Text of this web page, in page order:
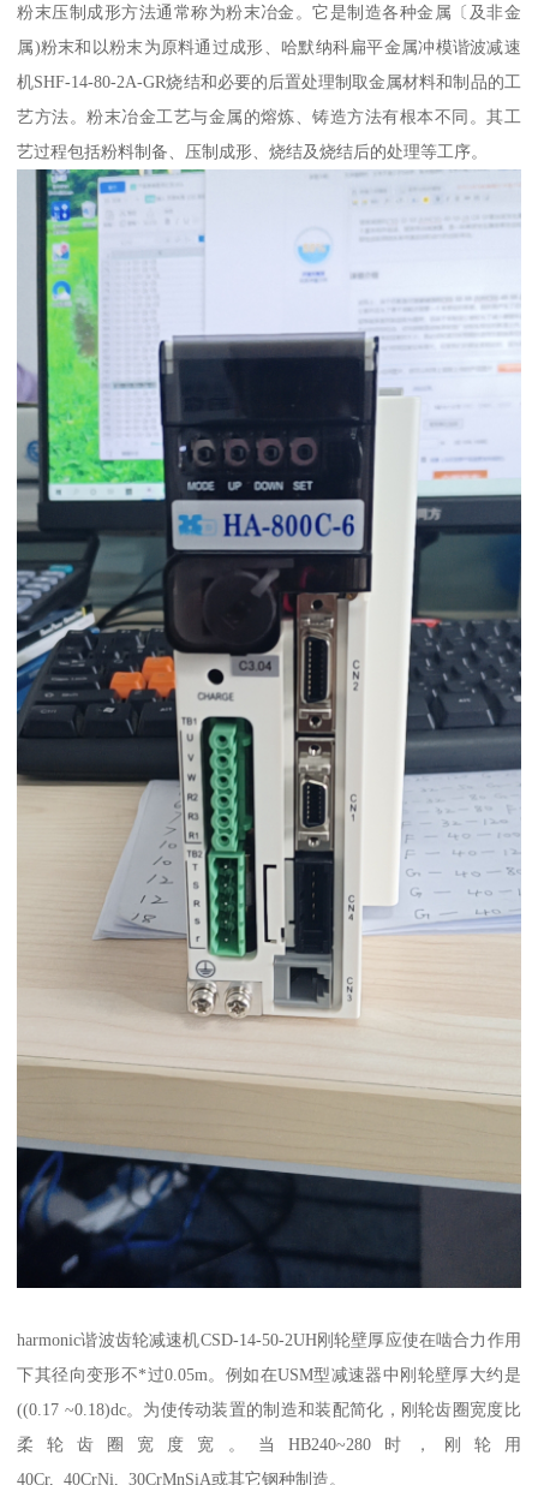
粉末压制成形方法通常称为粉末冶金。它是制造各种金属〔及非金
属)粉末和以粉末为原料通过成形、哈默纳科扁平金属冲模谐波减速
机SHF-14-80-2A-GR烧结和必要的后置处理制取金属材料和制品的工
艺方法。粉末冶金工艺与金属的熔炼、铸造方法有根本不同。其工
艺过程包括粉料制备、压制成形、烧结及烧结后的处理等工序。
harmonic谐波齿轮减速机CSD-14-50-2UH刚轮壁厚应使在啮合力作用
下其径向变形不*过0.05m。例如在USM型减速器中刚轮壁厚大约是
((0.17 ~0.18)dc。为使传动装置的制造和装配简化，刚轮齿圈宽度比
柔轮齿圈宽度宽。当HB240~280时，刚轮用
40Cr, 40CrNi, 30CrMnSiA或其它钢种制造。